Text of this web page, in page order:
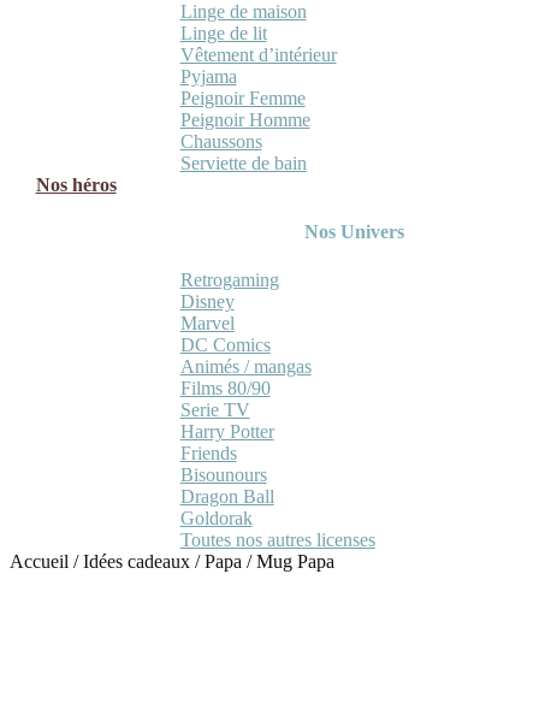
Linge de maison
Linge de lit
Vêtement d’intérieur
Pyjama
Peignoir Femme
Peignoir Homme
Chaussons
Serviette de bain
Nos héros
Nos Univers
Retrogaming
Disney
Marvel
DC Comics
Animés / mangas
Films 80/90
Serie TV
Harry Potter
Friends
Bisounours
Dragon Ball
Goldorak
Toutes nos autres licenses
Accueil /Idées cadeaux /Papa /Mug Papa